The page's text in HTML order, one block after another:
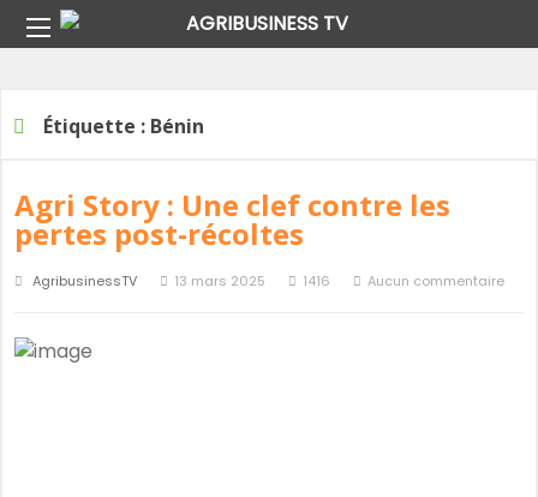
Étiquette :Bénin
Étiquette : Bénin
Agri Story : Une clef contre les
pertes post-récoltes
AgribusinessTV 13 mars 2025 1416 Aucun commentaire